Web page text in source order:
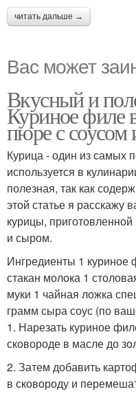
читать дальше →
Вас может
Вкусный и
Куриное филе
пюре с соусом
Курица - один из самых
используется в
полезная, так как
этой статье я расскажу
курицы,
и сыром.
Ингредиенты 1 куриное
стакан молока 1
муки 1 чайная ложка
грамм сыра соус (по
1. Нарезать куриное
сковороде в масле до
2. Затем добавить
в сковороду и